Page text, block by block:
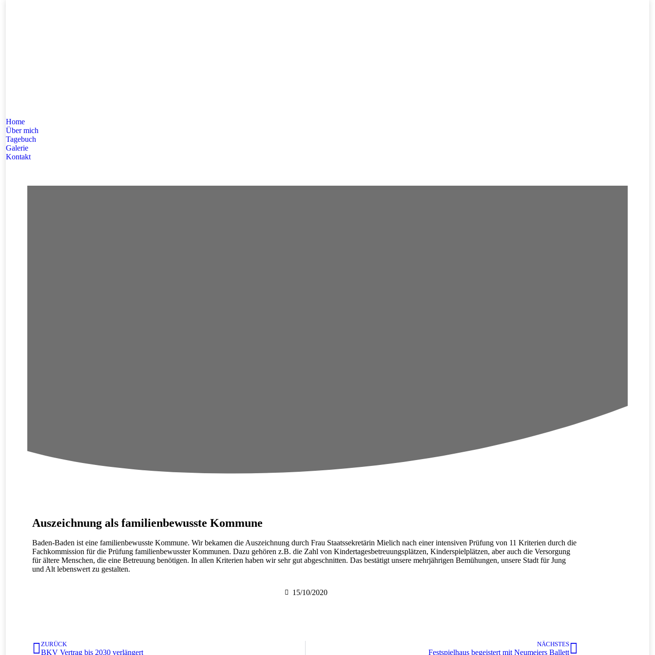
Home
Über mich
Tagebuch
Galerie
Kontakt
Auszeichnung als familienbewusste Kommune
Baden-Baden ist eine familienbewusste Kommune. Wir bekamen die Auszeichnung durch Frau Staatssekretärin Mielich nach einer intensiven Prüfung von 11 Kriterien durch die
Fachkommission für die Prüfung familienbewusster Kommunen. Dazu gehören z.B. die Zahl von Kindertagesbetreuungsplätzen, Kinderspielplätzen, aber auch die Versorgung
für ältere Menschen, die eine Betreuung benötigen. In allen Kriterien haben wir sehr gut abgeschnitten. Das bestätigt unsere mehrjährigen Bemühungen, unsere Stadt für Jung
und Alt lebenswert zu gestalten.
15/10/2020
ZURÜCK
BKV Vertrag bis 2030 verlängert
NÄCHSTES
Festspielhaus begeistert mit Neumeiers Ballett